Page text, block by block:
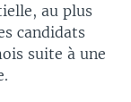
au plus
candidats
suite à une